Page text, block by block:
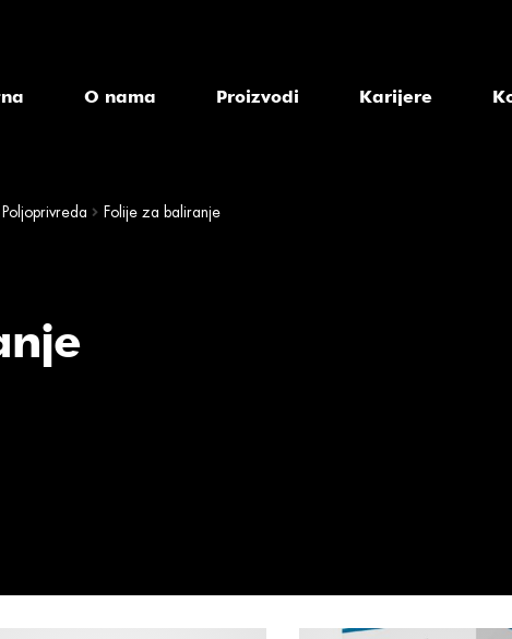
O nama Proizvodi Karijere
Poljoprivreda Folije za baliranje